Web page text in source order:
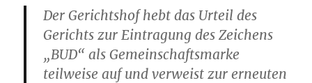
Der Gerichtshof hebt das Urteil des
Gerichts zur Eintragung des Zeichens
„BUD“ als Gemeinschaftsmarke
teilweise auf und verweist zur erneuten